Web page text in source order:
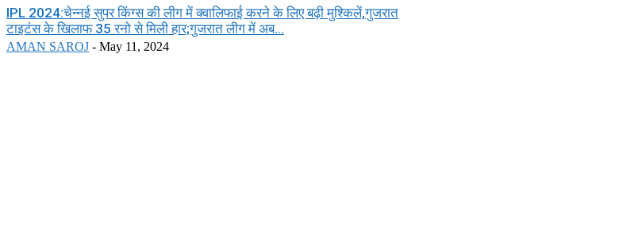
IPL 2024:चेन्नई सुपर किंग्स की लीग में क्वालिफाई करने के लिए बढ़ी मुश्किलें,गुजरात
टाइटंस के खिलाफ 35 रनो से मिली हार;गुजरात लीग में अब...
AMAN SAROJ - May 11, 2024